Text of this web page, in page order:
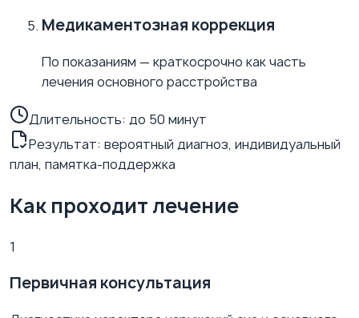
Медикаментозная коррекция
По показаниям — краткосрочно как часть
лечения основного расстройства
Длительность: до 50 минут
Результат: вероятный диагноз, индивидуальный
план, памятка-поддержка
Как проходит лечение
1
Первичная консультация